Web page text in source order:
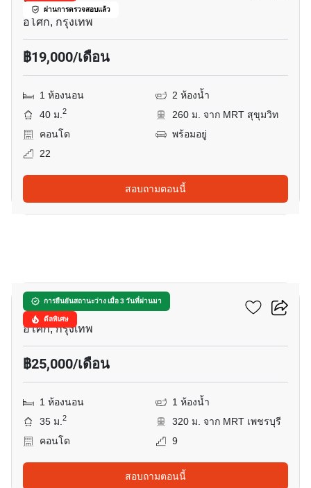
ผ่านการตรวจสอบแล้ว
อโศก, กรุงเทพ
฿19,000/เดือน
1 ห้องนอน
2 ห้องน้ำ
40 ม.2
260 ม. จาก MRT สุขุมวิท
คอนโด
พร้อมอยู่
22
สอบถามตอนนี้
การยืนยันสถานะว่าง เมื่อ 3 วันที่ผ่านมา
ดีลพิเศษ
เดอะ ลอฟท์ อโศก
อโศก, กรุงเทพ
฿25,000/เดือน
1 ห้องนอน
1 ห้องน้ำ
35 ม.2
320 ม. จาก MRT เพชรบุรี
คอนโด
9
สอบถามตอนนี้